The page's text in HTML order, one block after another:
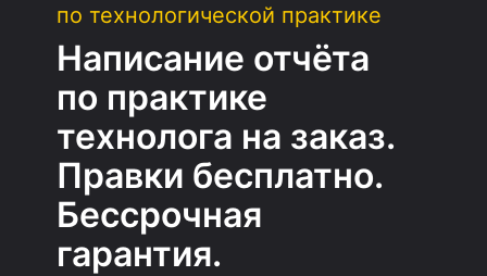
по технологической практике
Написание отчёта
по практике
технолога на заказ.
Правки бесплатно.
Бессрочная
гарантия.